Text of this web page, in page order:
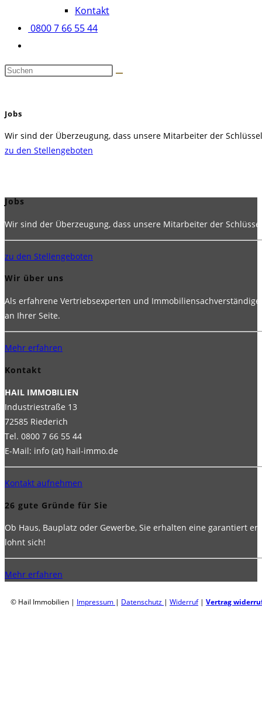
Kontakt
0800 7 66 55 44
Diese
Jobs
Wir sind der Überzeugung, dass unsere Mitarbeiter der
zu den Stellengeboten
Jobs
Wir sind der Überzeugung, dass unsere Mitarbeiter der
zu den Stellengeboten
Wir über uns
Als erfahrene Vertriebsexperten und
an Ihrer Seite.
Mehr erfahren
Kontakt
HAIL IMMOBILIEN
Industriestraße 13
72585 Riederich
Tel. 0800 7 66 55 44
E-Mail: info (at) hail-immo.de
Kontakt aufnehmen
26 gute Gründe für Sie
Ob Haus, Bauplatz oder Gewerbe, Sie erhalten eine garantiert
lohnt sich!
Mehr erfahren
© Hail Immobilien | Impressum | Datenschutz | Widerruf| Vertrag